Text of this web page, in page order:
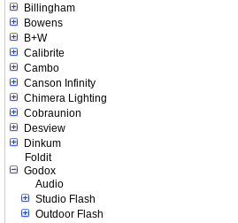
Billingham
Bowens
B+W
Calibrite
Cambo
Canson Infinity
Chimera Lighting
Cobraunion
Desview
Dinkum
Foldit
Godox
Audio
Studio Flash
Outdoor Flash